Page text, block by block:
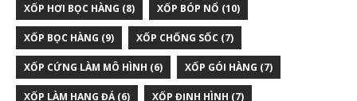
XỐP HƠI BỌC HÀNG (8) XỐP BÓP NỔ (10)
XỐP BỌC HÀNG (9) XỐP CHỐNG SỐC (7)
XỐP CỨNG LÀM MÔ HÌNH (6) XỐP GÓI HÀNG (7)
XỐP LÀM HANG ĐÁ(6) XỐP ĐỊNH HÌNH (7)